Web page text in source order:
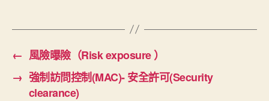
← 風險曝險（Risk exposure ）
→ 強制訪問控制(MAC)- 安全許可(Security
clearance)